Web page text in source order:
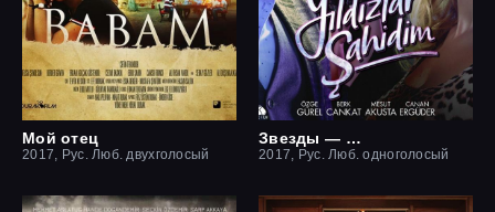
Мой отец
2017, Рус. Люб. двухголосый
Звезды — мои свидетели
2017, Рус. Люб. одноголосый